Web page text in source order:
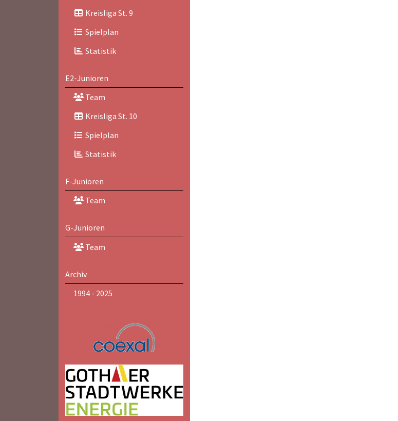
Kreisliga St. 9
Spielplan
Statistik
E2-Junioren
Team
Kreisliga St. 10
Spielplan
Statistik
F-Junioren
Team
G-Junioren
Team
Archiv
1994 - 2025